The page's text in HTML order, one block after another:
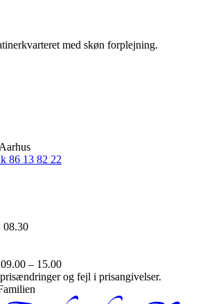
med skøn forplejning.
86 13 82 22
08.30
– 15.00
og fejl i prisangivelser.